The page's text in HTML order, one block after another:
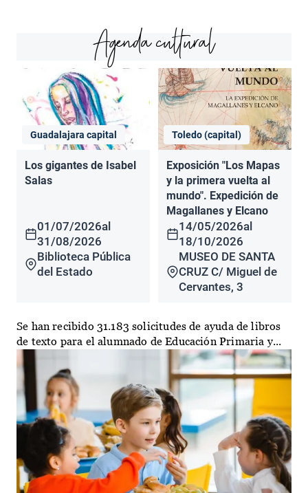
Agenda cultural
Guadalajara capital
Los gigantes de Isabel
Salas
01/07/2026al
31/08/2026
Biblioteca Pública
del Estado
Toledo (capital)
Exposición "Los Mapas
y la primera vuelta al
mundo". Expedición de
Magallanes y Elcano
14/05/2026al
18/10/2026
MUSEO DE SANTA
CRUZ C/ Miguel de
Cervantes, 3
Se han recibido 31.183 solicitudes de ayuda de libros
de texto para el alumnado de Educación Primaria y...